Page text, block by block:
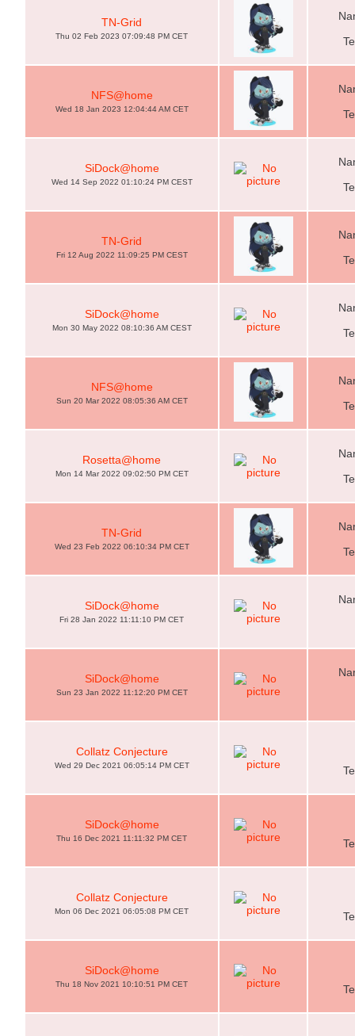
TN-Grid
Thu 02 Feb 2023 07:09:48 PM CET
NFS@home
Wed 18 Jan 2023 12:04:44 AM CET
SiDock@home
Wed 14 Sep 2022 01:10:24 PM CEST
TN-Grid
Fri 12 Aug 2022 11:09:25 PM CEST
SiDock@home
Mon 30 May 2022 08:10:36 AM CEST
NFS@home
Sun 20 Mar 2022 08:05:36 AM CET
Rosetta@home
Mon 14 Mar 2022 09:02:50 PM CET
TN-Grid
Wed 23 Feb 2022 06:10:34 PM CET
SiDock@home
Fri 28 Jan 2022 11:11:10 PM CET
SiDock@home
Sun 23 Jan 2022 11:12:20 PM CET
Collatz Conjecture
Wed 29 Dec 2021 06:05:14 PM CET
SiDock@home
Thu 16 Dec 2021 11:11:32 PM CET
Collatz Conjecture
Mon 06 Dec 2021 06:05:08 PM CET
SiDock@home
Thu 18 Nov 2021 10:10:51 PM CET